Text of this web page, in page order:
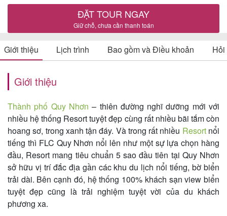
du
Về
Quy
Nhơn
Tourist
ĐẶT TOUR NGAY
Giữ chỗ, chưa cần thanh toán
Giới thiệu Lịch trình Bao gồm và Điều khoản
Giới thiệu
Thành phố Quy Nhơn – thiên đường nghĩ dưỡng mới với
nhiều hệ thống Resort tuyệt đẹp cùng rất nhiều bãi tắm còn
hoang sơ, trong xanh tận đáy. Và trong rất nhiều Resortnổi
tiếng thì FLC Quy Nhơn nổi lên như một sự lựa chọn hàng
đầu, Resort mang tiêu chuẩn 5 sao đầu tiên tại Quy Nhơn
sở hữu vị trí đắc địa gần các khu du lịch nổi tiếng, bờ biển
trải dài. Bên cạnh đó, hệ thống 100% khách sạn view biển
tuyệt đẹp cũng là trải nghiệm tuyệt vời của du khách
phương xa.